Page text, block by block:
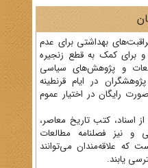
بهداشتی برای عدم
به ویروس کووید 19 و برای کمک به قطع زنجیره
و پژوهش‌های سیاسی
در ایام قرنطینه
رایگان در اختیار عموم
اسناد، کتب تاریخ معاصر،
و نیز فصلنامه مطالعات
علاقه‌مندان می‌توانند
یابند.